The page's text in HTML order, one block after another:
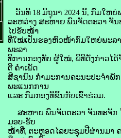
ວັນທີ 18 ມິຖຸນາ 2024 ນີ້, ກົມໃ
ລະຫວ່າງ ສະຫາຍ ພົນຈັດຕະວາ ຈັ
ໄປຮັບໜ້າ
ທີ່ໃໝ່ເປັນຮອງຫົວໜ້າກົມໃຫຍ່ພະລ
ພະລາ
ທິການກອງທັບ ຜູ້ໃໝ່, ພິທີດັ່ງກ່າວໄ
ຕີ ຄໍາເພັດ
ສີຊານົນ ກໍາມະການຄະນະປະຈໍາພັ
ພະແນກການ
ແລະ ກົມກອງທີ່ຂຶ້ນກັບເຂົ້າຮ່ວມ.
ສະຫາຍ ພົນຈັດຕະວາ ຈັນທະຈັກ
ມອບ-ຮັບ
ໜ້າທີ່, ຕະຫຼອດໄລຍະຊຸມປີຜ່ານມາ